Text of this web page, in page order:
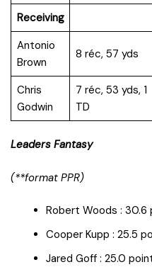
Receiving
Antonio
Brown
8 réc, 57 yds
Chris
Godwin
7 réc, 53 yds, 1
TD
Leaders Fantasy
(**format PPR)
Robert Woods : 30.6
Cooper Kupp : 25.5
Jared Goff : 25.0